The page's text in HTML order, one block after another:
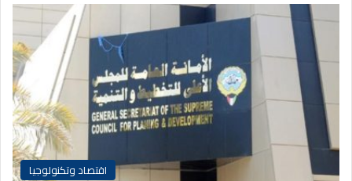
اقتصاد وتكنولوجيا